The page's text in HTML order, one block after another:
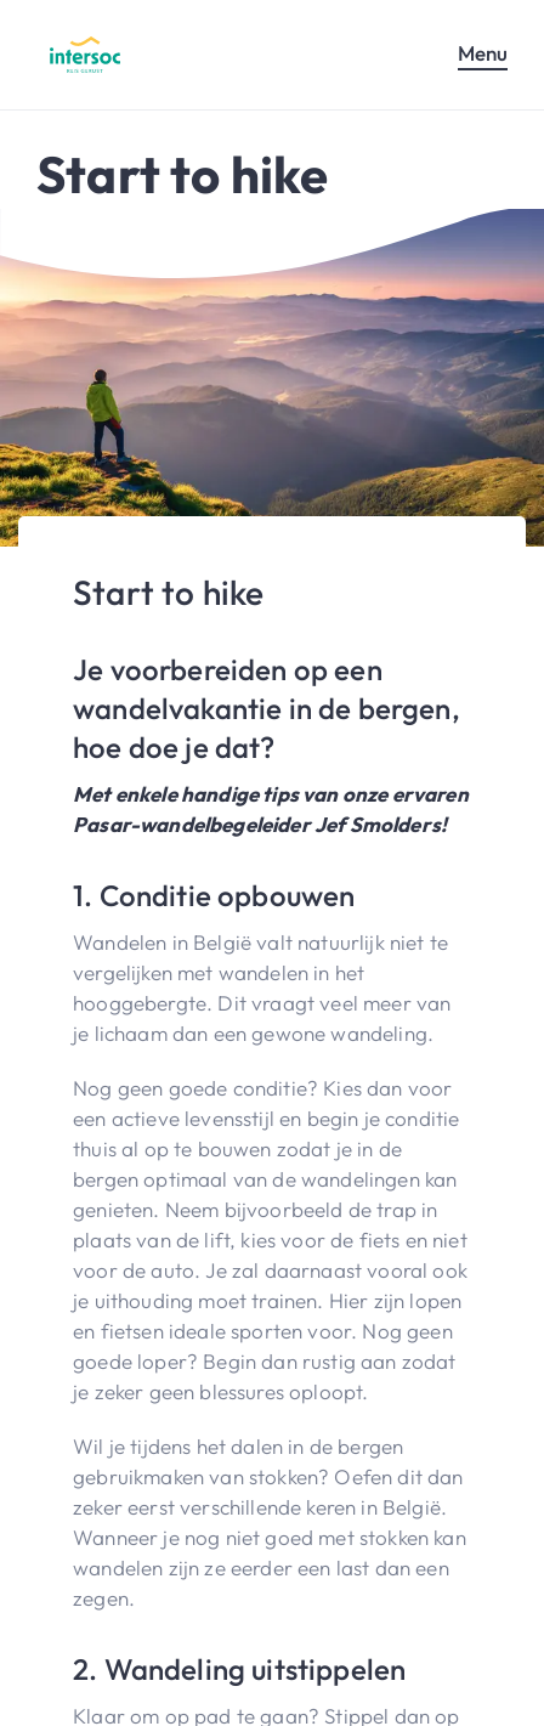
Menu
Start to hike
Start to hike
Je voorbereiden op een
wandelvakantie in de bergen,
hoe doe je dat?
Met enkele handige tips van onze ervaren
Pasar-wandelbegeleider Jef Smolders!
1. Conditie opbouwen
Wandelen in België valt natuurlijk niet te
vergelijken met wandelen in het
hooggebergte. Dit vraagt veel meer van
je lichaam dan een gewone wandeling.
Nog geen goede conditie? Kies dan voor
een actieve levensstijl en begin je conditie
thuis al op te bouwen zodat je in de
bergen optimaal van de wandelingen kan
genieten. Neem bijvoorbeeld de trap in
plaats van de lift, kies voor de fiets en niet
voor de auto. Je zal daarnaast vooral ook
je uithouding moet trainen. Hier zijn lopen
en fietsen ideale sporten voor. Nog geen
goede loper? Begin dan rustig aan zodat
je zeker geen blessures oploopt.
Wil je tijdens het dalen in de bergen
gebruikmaken van stokken? Oefen dit dan
zeker eerst verschillende keren in België.
Wanneer je nog niet goed met stokken kan
wandelen zijn ze eerder een last dan een
zegen.
2. Wandeling uitstippelen
Klaar om op pad te gaan? Stippel dan op